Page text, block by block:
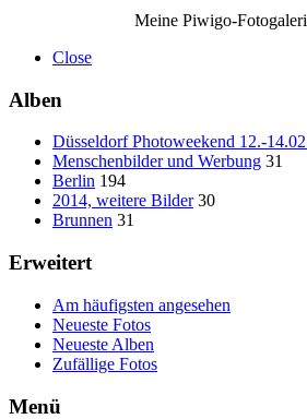
Meine Piwigo-
Close
Alben
Düsseldorf Photoweekend 12.-
Menschenbilder und Werbung 31
Berlin 194
2014, weitere Bilder 30
Brunnen 31
Erweitert
Am häufigsten angesehen
Neueste Fotos
Neueste Alben
Zufällige Fotos
Menü